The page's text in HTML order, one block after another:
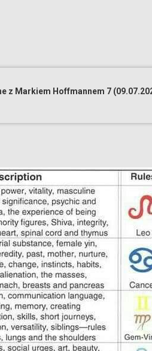
z Markiem Hoffmannem 7